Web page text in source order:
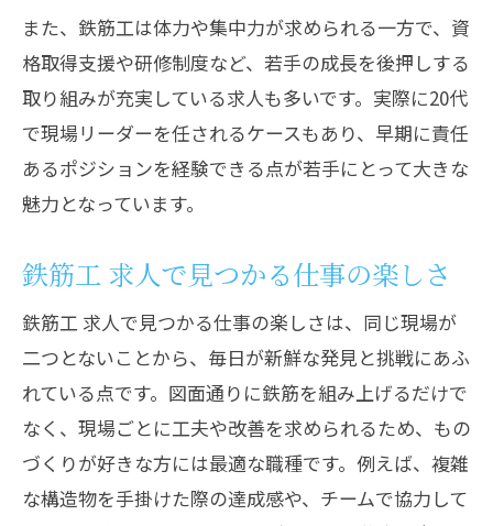
また、鉄筋工は体力や集中力が求められる一方で、資
格取得支援や研修制度など、若手の成長を後押しする
取り組みが充実している求人も多いです。実際に20代
で現場リーダーを任されるケースもあり、早期に責任
あるポジションを経験できる点が若手にとって大きな
魅力となっています。
鉄筋工 求人で見つかる仕事の楽しさ
鉄筋工 求人で見つかる仕事の楽しさは、同じ現場が
二つとないことから、毎日が新鮮な発見と挑戦にあふ
れている点です。図面通りに鉄筋を組み上げるだけで
なく、現場ごとに工夫や改善を求められるため、もの
づくりが好きな方には最適な職種です。例えば、複雑
な構造物を手掛けた際の達成感や、チームで協力して